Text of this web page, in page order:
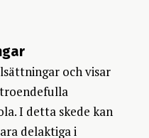
och visar
I detta skede kan
delaktiga i